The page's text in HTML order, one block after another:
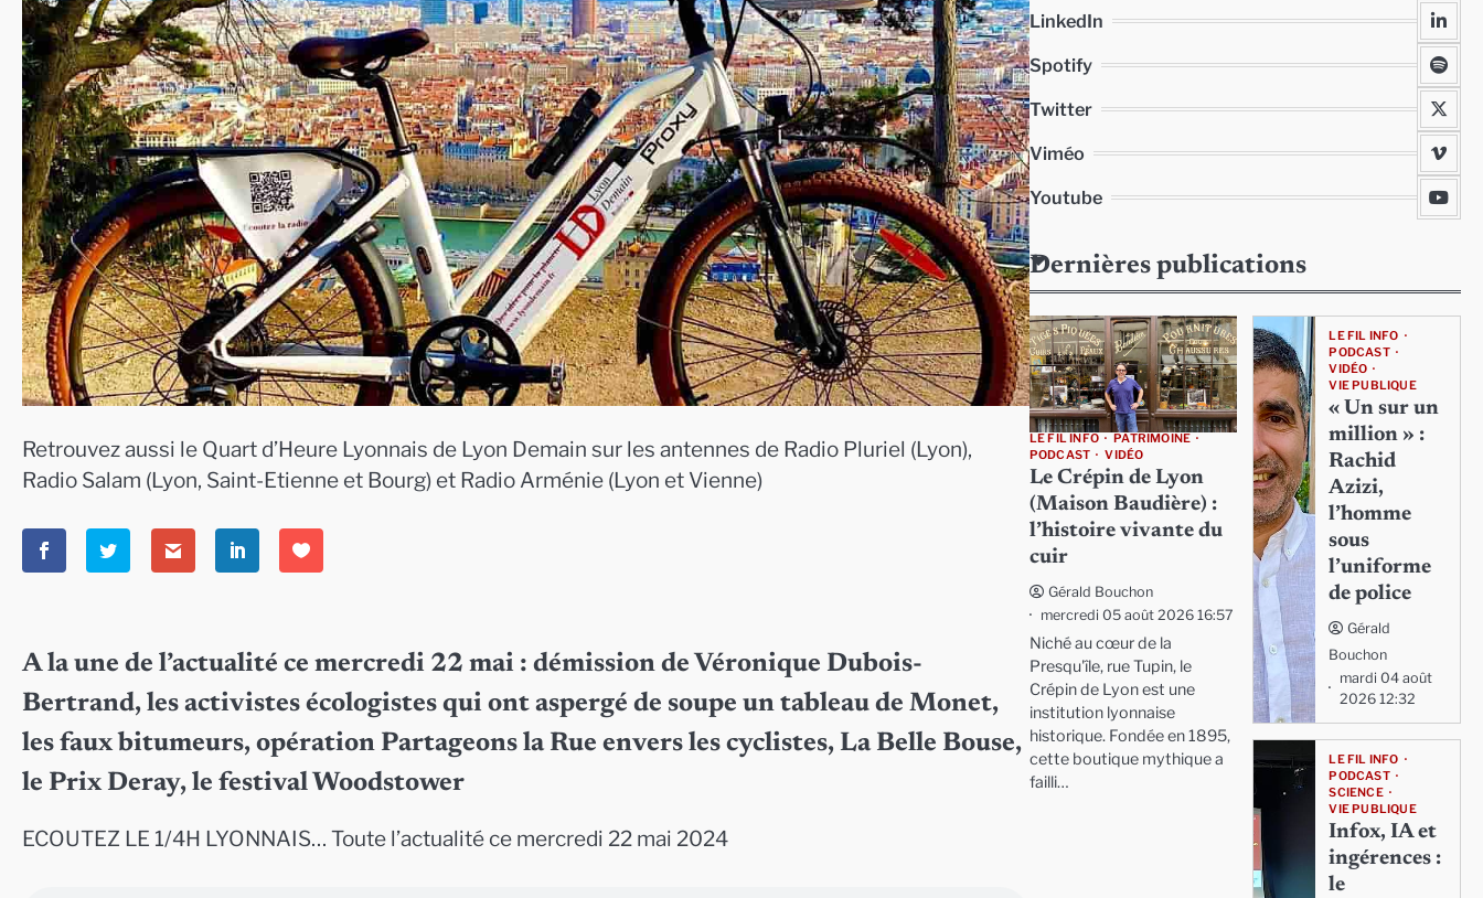
Retrouvez aussi le Quart d’Heure Lyonnais de Lyon Demain sur les antennes de Radio Pluriel (Lyon),
Radio Salam (Lyon, Saint-Etienne et Bourg) et Radio Arménie (Lyon et Vienne)
A la une de l’actualité ce mercredi 22 mai : démission de Véronique Dubois-
Bertrand, les activistes écologistes qui ont aspergé de soupe un tableau de Monet,
les faux bitumeurs, opération Partageons la Rue envers les cyclistes, La Belle Bouse,
le Prix Deray, le festival Woodstower
ECOUTEZ LE 1/4H LYONNAIS… Toute l’actualité ce mercredi 22 mai 2024
LinkedIn
Spotify
Twitter
Viméo
Youtube
Dernières publications
LE FIL INFO
PATRIMOINE
PODCAST
VIDÉO
Le Crépin de Lyon
(Maison Baudière) :
l’histoire vivante du
cuir
Gérald Bouchon
mercredi 05 août 2026 16:57
Niché au cœur de la
Presqu'île, rue Tupin, le
Crépin de Lyon est une
institution lyonnaise
historique. Fondée en 1895,
cette boutique mythique a
failli…
LE FIL INFO
PODCAST
VIDÉO
VIE PUBLIQUE
« Un sur un
million » :
Rachid
Azizi,
l’homme
sous
l’uniforme
de police
Gérald
Bouchon
mardi 04 août
2026 12:32
LE FIL INFO
PODCAST
SCIENCE
VIE PUBLIQUE
Infox, IA et
ingérences :
le